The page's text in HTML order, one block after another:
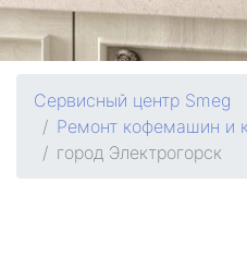
Сервисный центр Smeg
Ремонт кофемашин и
город Электрогорск